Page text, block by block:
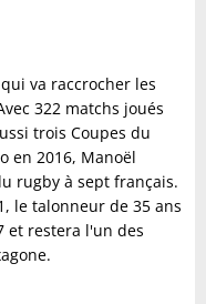
va raccrocher les
322 matchs joués
trois Coupes du
en 2016, Manoël
rugby à sept français.
le talonneur de 35 ans
et restera l'un des